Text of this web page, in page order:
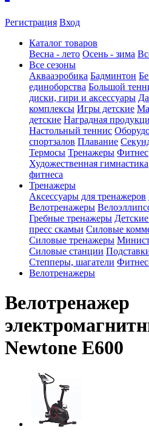
Регистрация Вход
Каталог товаров
Весна - лето Осень - зима
Все сезоны
Аквааэробика Бадминтон
единоборства Большой
диски, гири и аксессуары
комплексы Игры детские
детские Наградная
Настольный теннис
спортзалов Плавание
Термосы Тренажеры Фитнес
Художественная гимнастика
фитнеса
Тренажеры
Аксессуары для тренажеров
Велотренажеры
Гребные тренажеры
пресс скамьи Силовые
Силовые тренажеры
Силовые станции
Степперы, шагатели
Велотренажеры
Велотренажер
Newtone E600